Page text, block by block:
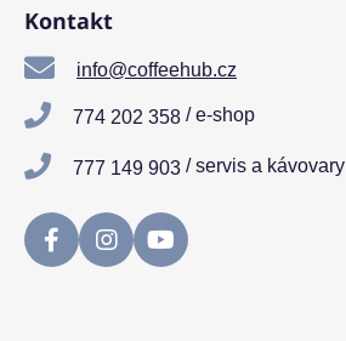
Kontakt
info@coffeehub.cz
774 202 358 / e-shop
777 149 903 / servis a kávovary